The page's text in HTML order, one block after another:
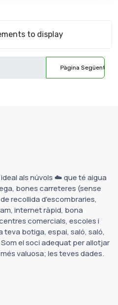
to display
Pàgina Següent
als núvols ☁️ que té aigua
bones carreteres (sense
recollida d'escombraries,
internet ràpid, bona
comercials, escoles i
teva botiga, espai, saló, saló,
el soci adequat per allotjar
valuosa; les teves dades.